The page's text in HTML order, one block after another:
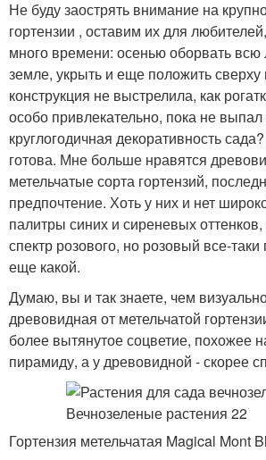
Не буду заострять внимание на
гортензии , оставим их для
много времени: осенью оборвать всю
земле, укрыть и еще положить сверху
конструкция не выстрелила, как
особо привлекательно, пока не выпал
круглогодичная декоративность
готова. Мне больше нравятся
метельчатые сорта гортензий,
предпочтение. Хоть у них и нет
палитры синих и сиреневых
спектр розового, но розовый все-таки
еще какой.
Думаю, вы и так знаете, чем
древовидная от метельчатой
более вытянутое соцветие, похожее
пирамиду, а у древовидной - скорее
Гортензия метельчатая Magical Mont